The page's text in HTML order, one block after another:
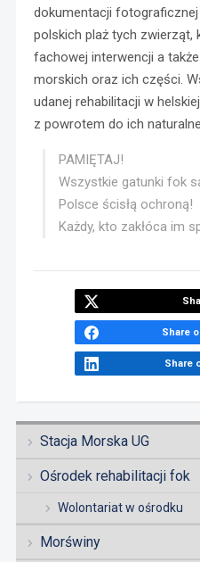
Stacja Morska UG
Ośrodek rehabilitacji fok
Wolontariat w ośrodku
Morświny
dokumentacji
polskich plaż tych zwierząt,
fachowej interwencji a
morskich oraz ich części.
udanej rehabilitacji w
z powrotem do ich
PAMIĘTAJ!
Wszystkie gatunki fok
Polsce ścisłą ochroną!
Każdy, kto zakłóca im
Share
Share